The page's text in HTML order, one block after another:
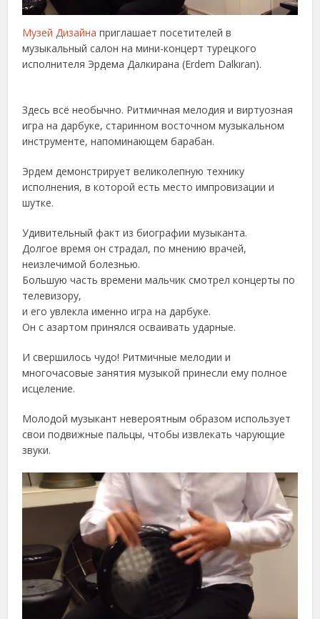
Музей Дизайна приглашает посетителей в
музыкальный салон на мини-концерт турецкого
исполнителя Эрдема Далкирана (Erdem Dalkıran).
Здесь всё необычно. Ритмичная мелодия и виртуозная
игра на дарбуке, старинном восточном музыкальном
инструменте, напоминающем барабан.
Эрдем демонстрирует великолепную технику
исполнения, в которой есть место импровизации и
шутке.
Удивительный факт из биографии музыканта.
Долгое время он страдал, по мнению врачей,
неизлечимой болезнью.
Большую часть времени мальчик смотрел концерты по
телевизору,
и его увлекла именно игра на дарбуке.
Он с азартом принялся осваивать ударные.
И свершилось чудо! Ритмичные мелодии и
многочасовые занятия музыкой принесли ему полное
исцеление.
Молодой музыкант невероятным образом использует
свои подвижные пальцы, чтобы извлекать чарующие
звуки.